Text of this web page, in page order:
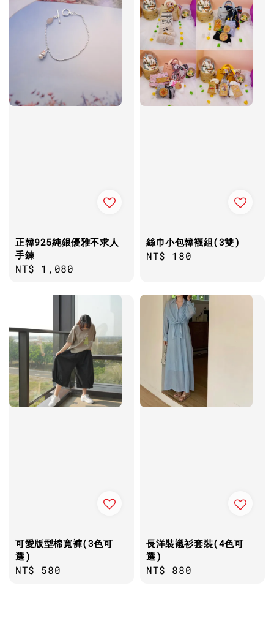
正韓925純銀優雅不求人
手鍊
Regular
NT$ 1,080
絲巾小包韓襪組(3雙)
Regular
NT$ 180
可愛版型棉寬褲(3色可
選)
Regular
NT$ 580
長洋裝襯衫套裝(4色可
選)
Regular
NT$ 880